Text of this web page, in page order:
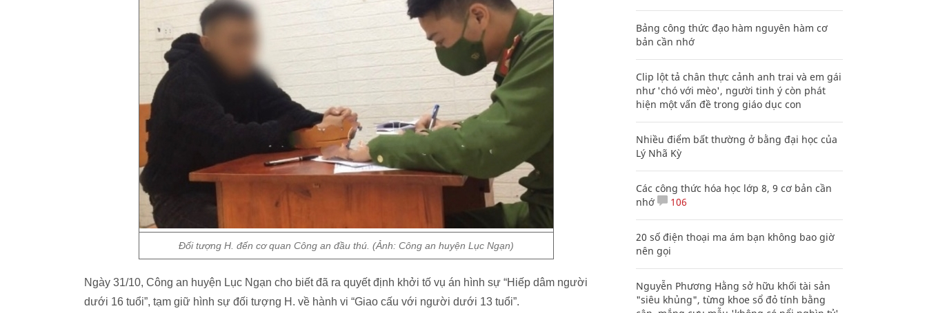
Đối tượng H. đến cơ quan Công an đầu thú. (Ảnh: Công an huyện Lục Ngạn)
Ngày 31/10, Công an huyện Lục Ngạn cho biết đã ra quyết định khởi tố vụ án hình sự “Hiếp dâm người
dưới 16 tuổi”, tạm giữ hình sự đối tượng H. về hành vi “Giao cấu với người dưới 13 tuổi”.
Bảng công thức đạo hàm nguyên hàm cơ
bản cần nhớ
Clip lột tả chân thực cảnh anh trai và em gái
như 'chó với mèo', người tinh ý còn phát
hiện một vấn đề trong giáo dục con
Nhiều điểm bất thường ở bằng đại học của
Lý Nhã Kỳ
Các công thức hóa học lớp 8, 9 cơ bản cần
nhớ
106
20 số điện thoại ma ám bạn không bao giờ
nên gọi
Nguyễn Phương Hằng sở hữu khối tài sản
"siêu khủng", từng khoe sổ đỏ tính bằng